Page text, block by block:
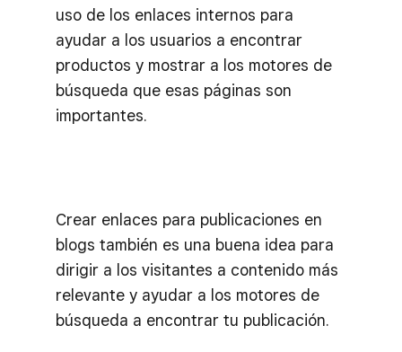
uso de los enlaces internos para
ayudar a los usuarios a encontrar
productos y mostrar a los motores de
búsqueda que esas páginas son
importantes.
Crear enlaces para publicaciones en
blogs también es una buena idea para
dirigir a los visitantes a contenido más
relevante y ayudar a los motores de
búsqueda a encontrar tu publicación.